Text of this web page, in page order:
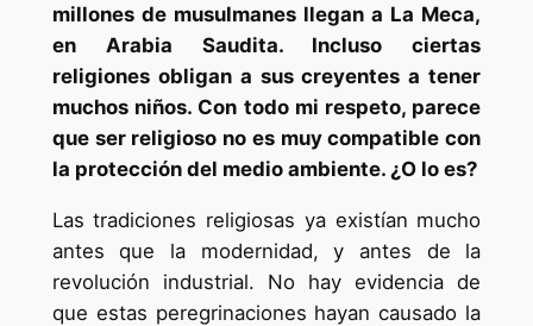
millones de musulmanes llegan a La Meca,
en Arabia Saudita. Incluso ciertas
religiones obligan a sus creyentes a tener
muchos niños. Con todo mi respeto, parece
que ser religioso no es muy compatible con
la protección del medio ambiente. ¿O lo es?
Las tradiciones religiosas ya existían mucho
antes que la modernidad, y antes de la
revolución industrial. No hay evidencia de
que estas peregrinaciones hayan causado la